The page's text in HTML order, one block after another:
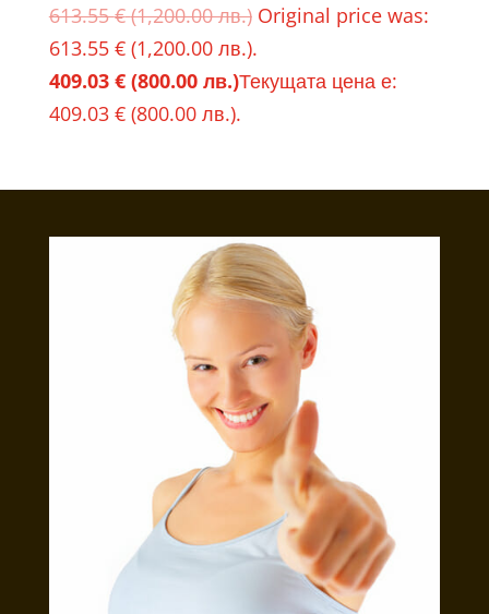
613.55€ (1,200.00 лв.) Original price was:
613.55 € (1,200.00 лв.).
409.03 € (800.00 лв.)Текущата цена е:
409.03 € (800.00 лв.).